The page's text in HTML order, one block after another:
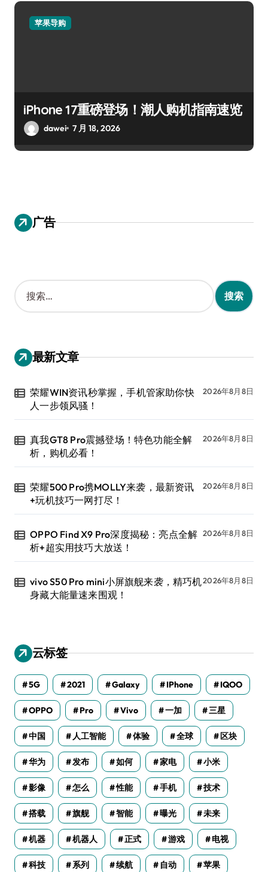
苹果导购
iPhone 17重磅登场！潮人购机指南速览
dawei 7 月 18, 2026
广告
搜
索
：
最新文章
荣耀WIN资讯秒掌握，手机管家助你快
人一步领风骚！
2026年8月8日
真我GT8 Pro震撼登场！特色功能全解
析，购机必看！
2026年8月8日
荣耀500 Pro携MOLLY来袭，最新资讯
+玩机技巧一网打尽！
2026年8月8日
OPPO Find X9 Pro深度揭秘：亮点全解
析+超实用技巧大放送！
2026年8月8日
vivo S50 Pro mini小屏旗舰来袭，精巧机
身藏大能量速来围观！
2026年8月8日
云标签
5G 2021 Galaxy IPhone IQOO
OPPO Pro Vivo 一加 三星
中国 人工智能 体验 全球 区块
华为 发布 如何 家电 小米
影像 怎么 性能 手机 技术
搭载 旗舰 智能 曝光 未来
机器 机器人 正式 游戏 电视
科技 系列 续航 自动 苹果